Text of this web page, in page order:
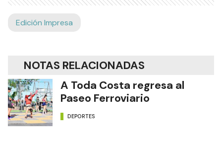
Edición Impresa
NOTAS RELACIONADAS
A Toda Costa regresa al
Paseo Ferroviario
DEPORTES